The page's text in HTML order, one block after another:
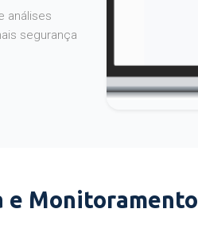
segurança